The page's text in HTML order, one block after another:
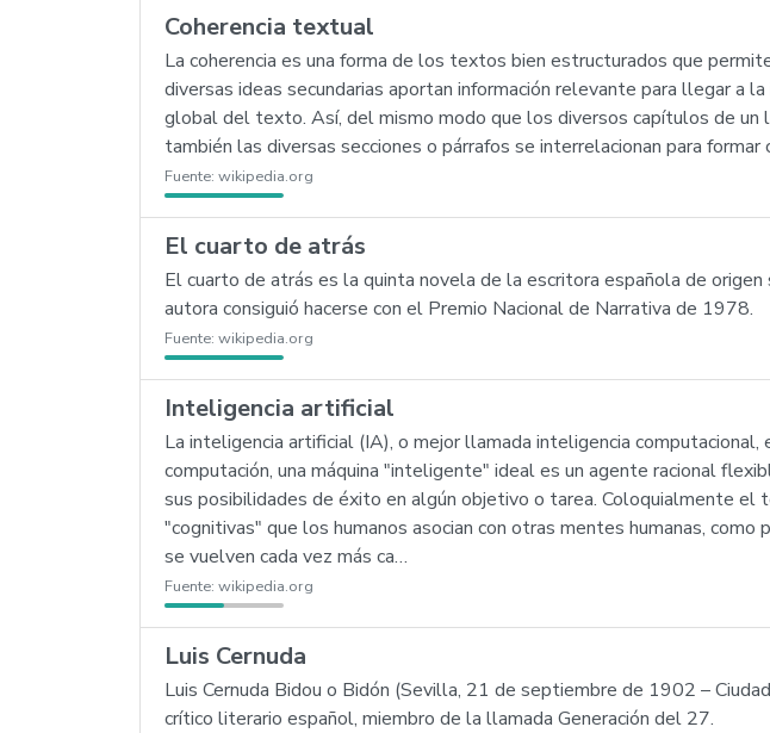
Coherencia textual
La coherencia es una forma de los textos bien estructurados que
diversas ideas secundarias aportan información relevante para llegar a
global del texto. Así, del mismo modo que los diversos capítulos de un
también las diversas secciones o párrafos se interrelacionan para
Fuente: wikipedia.org
El cuarto de atrás
El cuarto de atrás es la quinta novela de la escritora española de
autora consiguió hacerse con el Premio Nacional de Narrativa de 1978.
Fuente: wikipedia.org
Inteligencia artificial
La inteligencia artificial (IA), o mejor llamada inteligencia computacional,
computación, una máquina "inteligente" ideal es un agente racional
sus posibilidades de éxito en algún objetivo o tarea. Coloquialmente el
"cognitivas" que los humanos asocian con otras mentes humanas,
se vuelven cada vez más ca…
Fuente: wikipedia.org
Luis Cernuda
Luis Cernuda Bidou o Bidón (Sevilla, 21 de septiembre de 1902 –
crítico literario español, miembro de la llamada Generación del 27.